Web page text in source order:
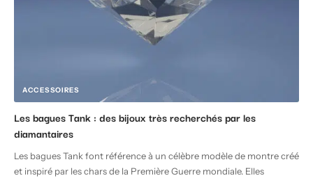
ACCESSOIRES
Les bagues Tank : des bijoux très recherchés par les
diamantaires
Les bagues Tank font référence à un célèbre modèle de montre créé
et inspiré par les chars de la Première Guerre mondiale. Elles